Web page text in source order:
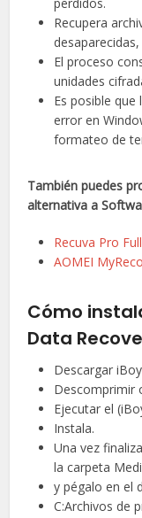
Recupera
El proceso
unidades
Es posible
error en
formateo de
También puedes
alternativa a
Recuva Pro
AOMEI
Cómo
Data
Descargar
Descomprimir
Ejecutar el
Instala.
Una vez
la carpeta
y pégalo en el
C:Archivos de